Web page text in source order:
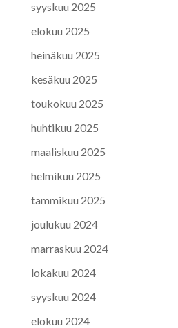
syyskuu 2025
elokuu 2025
heinäkuu 2025
kesäkuu 2025
toukokuu 2025
huhtikuu 2025
maaliskuu 2025
helmikuu 2025
tammikuu 2025
joulukuu 2024
marraskuu 2024
lokakuu 2024
syyskuu 2024
elokuu 2024